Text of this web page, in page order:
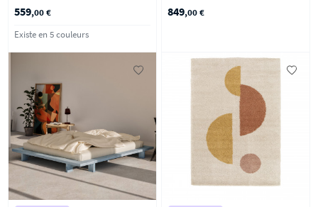
559,00 €
Existe en 5 couleurs
849,00 €